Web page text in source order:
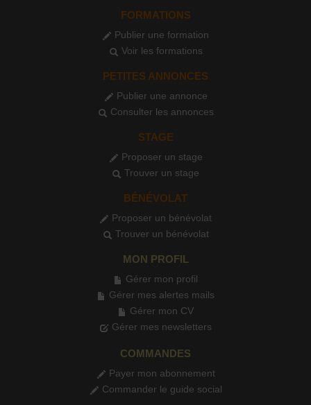
FORMATIONS
Publier une formation
Voir les formations
PETITES ANNONCES
Publier une annonce
Consulter les annonces
STAGE
Proposer un stage
Trouver un stage
BÉNÉVOLAT
Proposer un bénévolat
Trouver un bénévolat
MON PROFIL
Gérer mon profil
Gérer mes alertes mails
Gérer mon CV
Gérer mes newsletters
COMMANDES
Payer mon abonnement
Commander le guide social